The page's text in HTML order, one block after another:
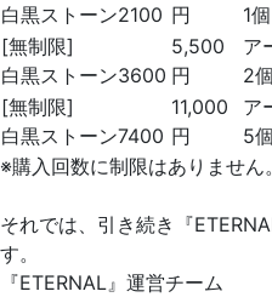
白黒ストーン2100 円
1個
[無制限]
白黒ストーン3600
5,500
円
ア
2個
[無制限]
白黒ストーン7400
11,000
円
ア
5個
※購入回数に制限はありません。
それでは、引き続き『
す。
『ETERNAL』運営チーム